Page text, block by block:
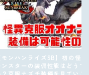
モンハンライズSB】初の怪
ンスターの装備性能はどうで
？克服ナズチ装備を見ていこ